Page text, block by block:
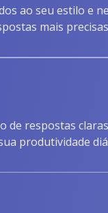
ao seu estilo e
mais
de respostas
produtividade